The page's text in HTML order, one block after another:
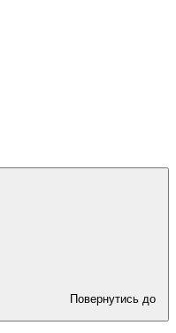
Повернутись до